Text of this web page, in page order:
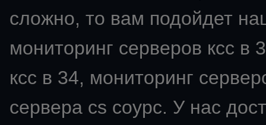
сложно, то вам подойдет
мониторинг серверов ксс в
ксс в 34, мониторинг
сервера cs соурс. У нас